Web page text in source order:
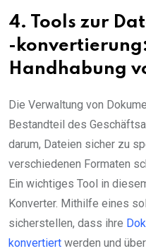
4. Tools zur
-
Handhabung
Die Verwaltung von
Bestandteil des
darum, Dateien sicher zu
verschiedenen Formaten
Ein wichtiges Tool in
Konverter. Mithilfe eines
sicherstellen, dass ihre
konvertiert werden und